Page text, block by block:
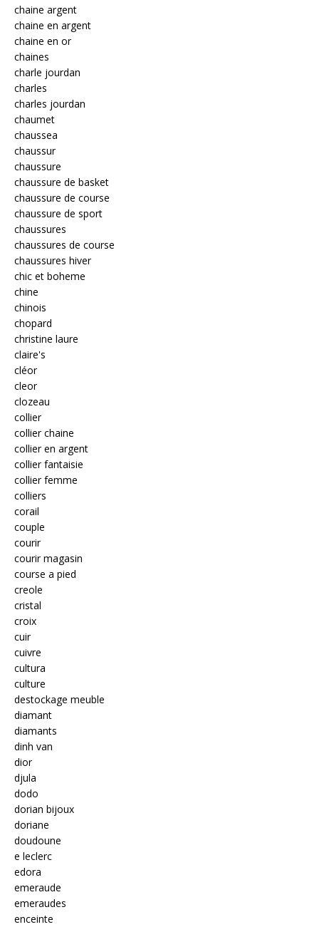
chaine argent
chaine en argent
chaine en or
chaines
charle jourdan
charles
charles jourdan
chaumet
chaussea
chaussur
chaussure
chaussure de basket
chaussure de course
chaussure de sport
chaussures
chaussures de course
chaussures hiver
chic et boheme
chine
chinois
chopard
christine laure
claire's
cléor
cleor
clozeau
collier
collier chaine
collier en argent
collier fantaisie
collier femme
colliers
corail
couple
courir
courir magasin
course a pied
creole
cristal
croix
cuir
cuivre
cultura
culture
destockage meuble
diamant
diamants
dinh van
dior
djula
dodo
dorian bijoux
doriane
doudoune
e leclerc
edora
emeraude
emeraudes
enceinte